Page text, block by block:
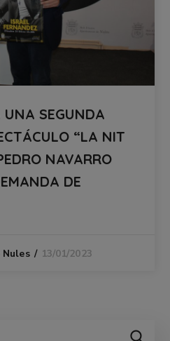
SEGUNDA
“LA NIT
NAVARRO
DE
13/01/2023